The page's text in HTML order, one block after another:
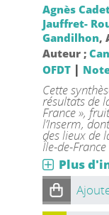
Agnès
Jauffret-
Gandilhon,
Auteur ;
OFDT|
Cette
résultats de
France »,
l’Inserm,
des lieux de
Île-de-
Plus